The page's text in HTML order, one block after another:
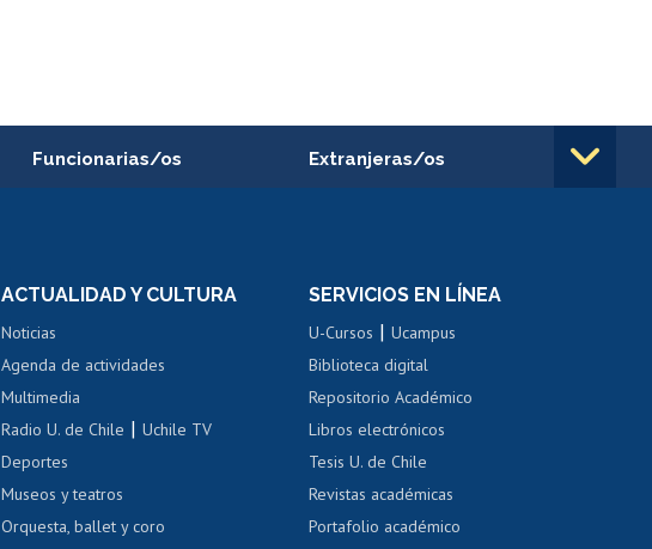
Funcionarias/os
Portal de movilidad interna
Certificado de renta
Certificado de renta
Extranjeras/os
Cursos de español
Acoso laboral, sexual y violencia Denuncias administrativas
ACTUALIDAD Y CULTURA
Noticias
Agenda de actividades
Multimedia
Radio U. de Chile |Uchile TV
Deportes
Museos y teatros
Orquesta, ballet y coro
SERVICIOS EN LÍNEA
U-Cursos |Ucampus
Biblioteca digital
Repositorio Académico
Libros electrónicos
Tesis U. de Chile
Revistas académicas
Portafolio académico